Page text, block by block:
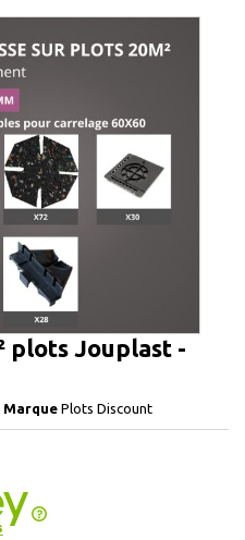
plots Jouplast -
Marque Plots Discount